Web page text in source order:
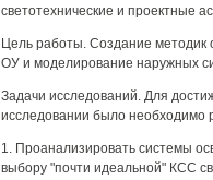
светотехнические и проектные
Цель работы. Создание
ОУ и моделирование наружных
Задачи исследований. Для
исследовании было необходимо
1. Проанализировать системы
выбору "почти идеальной" КСС